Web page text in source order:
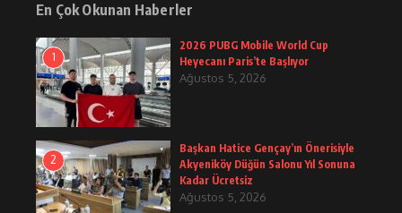
En Çok Okunan Haberler
1
2026 PUBG Mobile World Cup
Heyecanı Paris’te Başlıyor
Ağustos 5, 2026
2
Başkan Hatice Gençay’ın Önerisiyle
Akyeniköy Düğün Salonu Yıl Sonuna
Kadar Ücretsiz
Ağustos 5, 2026